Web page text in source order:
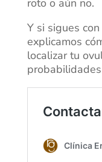
roto o aún no.
Y si sigues
explicamos
localizar tu